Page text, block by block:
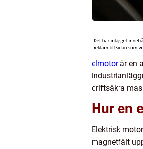
elmotorär en
driftsäkra
Hur en
Elektrisk
magnetfält